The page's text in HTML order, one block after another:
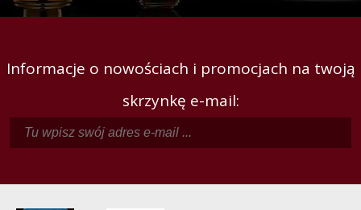
Informacje o nowościach i promocjach na twoją
skrzynkę e-mail: